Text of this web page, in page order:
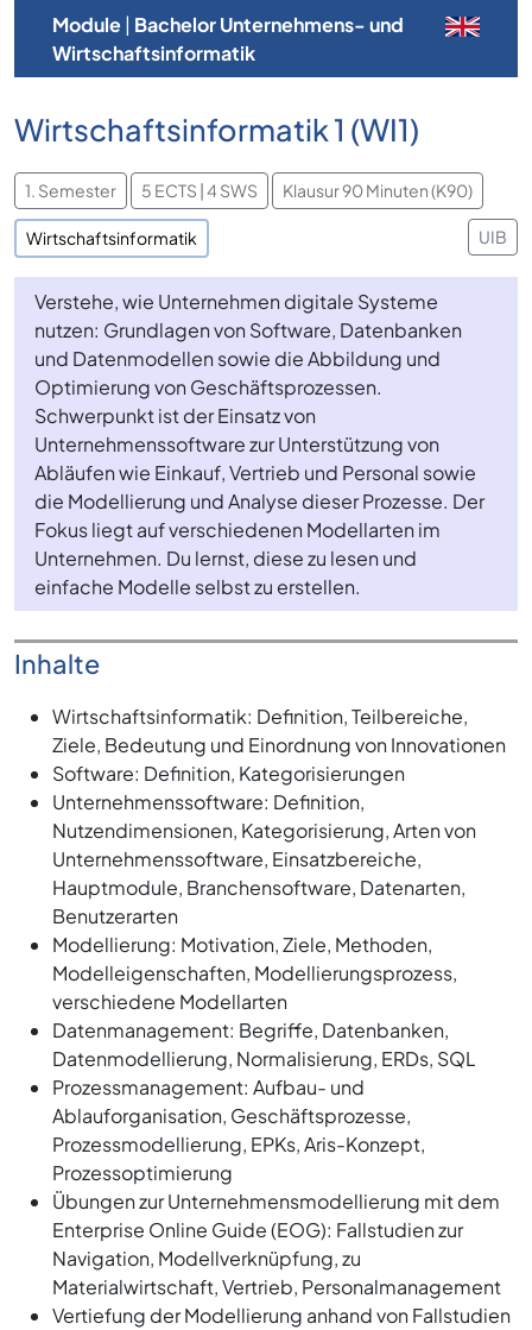
Module| Bachelor Unternehmens- und
Wirtschaftsinformatik
Wirtschaftsinformatik 1 (WI1)
1. Semester 5 ECTS | 4 SWS Klausur 90 Minuten (K90)
Wirtschaftsinformatik UIB
Verstehe, wie Unternehmen digitale Systeme
nutzen: Grundlagen von Software, Datenbanken
und Datenmodellen sowie die Abbildung und
Optimierung von Geschäftsprozessen.
Schwerpunkt ist der Einsatz von
Unternehmenssoftware zur Unterstützung von
Abläufen wie Einkauf, Vertrieb und Personal sowie
die Modellierung und Analyse dieser Prozesse. Der
Fokus liegt auf verschiedenen Modellarten im
Unternehmen. Du lernst, diese zu lesen und
einfache Modelle selbst zu erstellen.
Inhalte
Wirtschaftsinformatik: Definition, Teilbereiche,
Ziele, Bedeutung und Einordnung von Innovationen
Software: Definition, Kategorisierungen
Unternehmenssoftware: Definition,
Nutzendimensionen, Kategorisierung, Arten von
Unternehmenssoftware, Einsatzbereiche,
Hauptmodule, Branchensoftware, Datenarten,
Benutzerarten
Modellierung: Motivation, Ziele, Methoden,
Modelleigenschaften, Modellierungsprozess,
verschiedene Modellarten
Datenmanagement: Begriffe, Datenbanken,
Datenmodellierung, Normalisierung, ERDs, SQL
Prozessmanagement: Aufbau- und
Ablauforganisation, Geschäftsprozesse,
Prozessmodellierung, EPKs, Aris-Konzept,
Prozessoptimierung
Übungen zur Unternehmensmodellierung mit dem
Enterprise Online Guide (EOG): Fallstudien zur
Navigation, Modellverknüpfung, zu
Materialwirtschaft, Vertrieb, Personalmanagement
Vertiefung der Modellierung anhand von Fallstudien